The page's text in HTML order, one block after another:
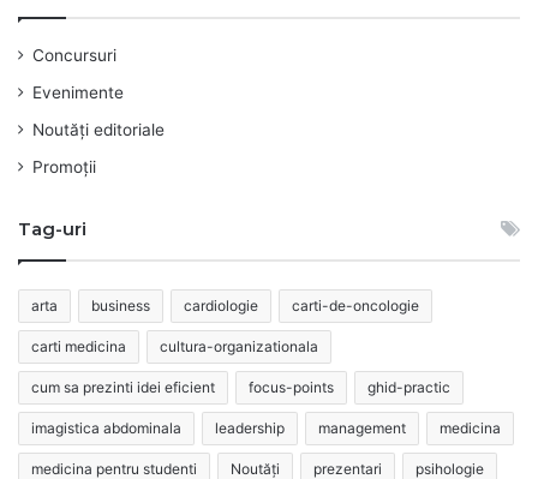
Concursuri
Evenimente
Noutăți editoriale
Promoții
Tag-uri
arta business cardiologie carti-de-oncologie
carti medicina cultura-organizationala
cum sa prezinti idei eficient focus-points ghid-practic
imagistica abdominala leadership management medicina
medicina pentru studenti Noutăți prezentari psihologie